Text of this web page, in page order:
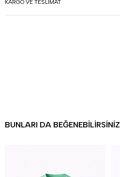
KARGO VE TESLIMAT
BUNLARI DA BEĞENEBILIRSINIZ